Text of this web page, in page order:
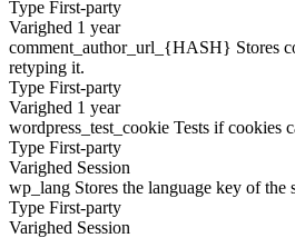
Type First-party
Varighed 1 year
comment_author_url_{HASH} Stores
retyping it.
Type First-party
Varighed 1 year
wordpress_test_cookie Tests if cookies
Type First-party
Varighed Session
wp_lang Stores the language key of the
Type First-party
Varighed Session